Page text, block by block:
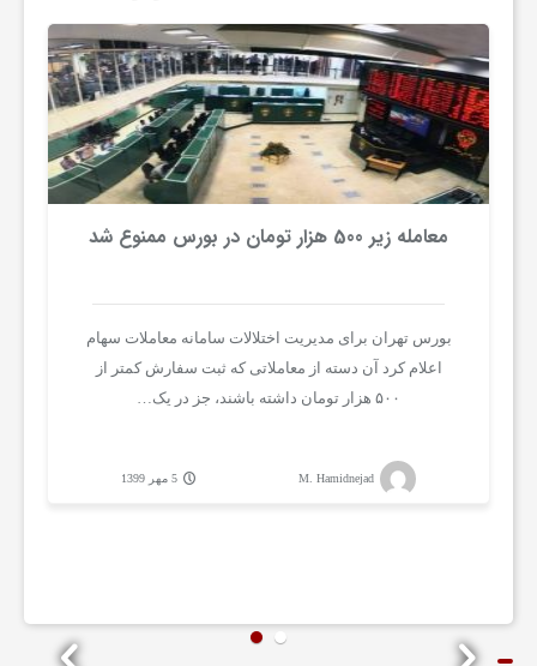
ی
معامله زیر 500 هزار تومان در بورس ممنوع شد
بورس تهران برای مدیریت اختلالات سامانه معاملات سهام
اعلام کرد آن دسته از معاملاتی که ثبت سفارش کمتر از
۵۰۰ هزار تومان داشته باشند، جز در یک…
M. Hamidnejad 5 مهر 1399